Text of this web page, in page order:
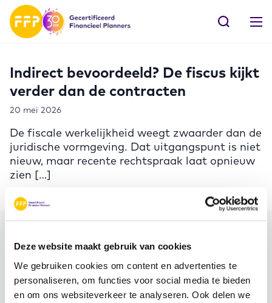
Deze website maakt gebruik van cookies
We gebruiken cookies om content en advertenties te
personaliseren, om functies voor social media te bieden
en om ons websiteverkeer te analyseren. Ook delen we
Indirect bevoordeeld? De fiscus kijkt
verder dan de contracten
20 mei 2026
De fiscale werkelijkheid weegt zwaarder dan de
juridische vormgeving. Dat uitgangspunt is niet
nieuw, maar recente rechtspraak laat opnieuw
zien […]
Meer FFP
Word ambassadeur!
Evenementen